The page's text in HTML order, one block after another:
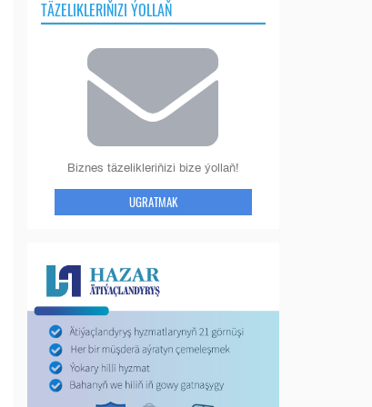
TÄZELIKLERIŇIZI ÝOLLAŇ
Biznes täzelikleriňizi bize ýollaň!
UGRATMAK